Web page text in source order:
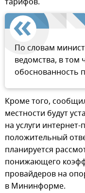
По словам
ведомства, в том
обоснованность
Кроме того,
местности будут
на услуги
положительный
планируется
понижающего
провайдеров на
в Мининформе.